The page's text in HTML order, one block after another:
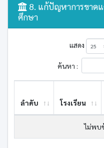
8. แก้ปัญหาการขาดแ
ศึกษา
แสดง
ค้นหา :
ลำดับ โรงเรียน
ไม่พบ